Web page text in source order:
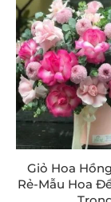
Giỏ Hoa
Rẻ-Mẫu Hoa